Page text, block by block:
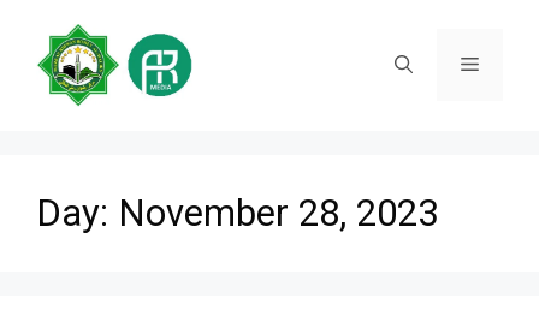
content
Menu
Day: November 28, 2023